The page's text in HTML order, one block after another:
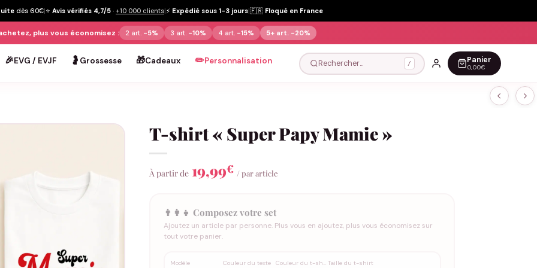
dès 60€|⭐ Avis vérifiés 4,7/5 · +10 000 clients|⚡ Expédié sous 1-3 jours|🇫🇷 Floqué en France
plus vous économisez : 2 art. -5% 3 art. -10% 4 art. -15% 5+ art. -20%
🎉EVG / EVJF 🤰 Grossesse 🎁Cadeaux ✏️Personnalisation Rechercher… / Panier
0,00€
T-shirt « Super Papy Mamie »
À partir de 19,99€ / par article
👨‍👩‍👧 Composez votre set
Ajoutez un article par personne. Plus vous en ajoutez, plus vous économisez sur
tout votre panier.
Modèle Couleur du texte Taille du t-shirt